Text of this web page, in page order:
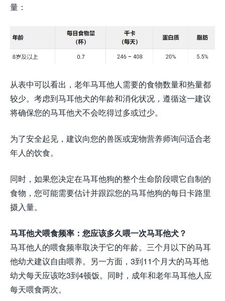
量：
从表中可以看出，老年马耳他人需要的食物数量和热量都
较少。考虑到马耳他犬的年龄和消化状况，遵循这一建议
将确保您的马耳他犬不会吃得过多或过少。
为了安全起见，建议向您的兽医或宠物营养师询问适合老
年人的饮食。
同时，如果您决定在马耳他狗的整个生命阶段喂它自制的
食物，您可能需要估计并跟踪您的马耳他狗的每日卡路里
摄入量。
马耳他犬喂食频率：您应该多久喂一次马耳他犬？
马耳他人的喂食频率取决于它的年龄。三个月以下的马耳
他幼犬建议自由喂养。另一方面，3到11个月大的马耳他
幼犬每天应该吃3到4顿饭。同时，成年和老年马耳他人应
每天喂食两次。